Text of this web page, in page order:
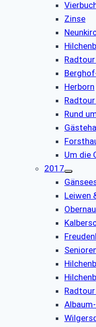
Zinse
Herborn
Rund
Um die
2017
Leiwen